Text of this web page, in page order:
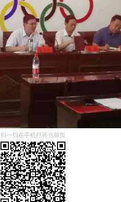
扫一扫在手机打开当前页